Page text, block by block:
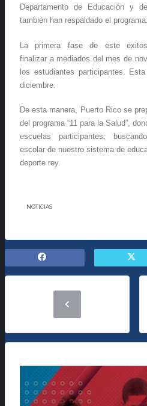
Departamento de Educación y
también han respaldado el programa.
La primera fase de este
finalizar a mediados del mes de
los estudiantes participantes.
diciembre.
De esta manera, Puerto Rico se
del programa “11 para la Salud”,
escuelas participantes;
escolar de nuestro sistema de
deporte rey.
NOTICIAS